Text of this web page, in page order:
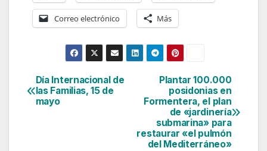
Correo electrónico Más
Navegación
de
Plantar 100.000
posidonias en
Formentera, el plan
de «jardinería
submarina» para
restaurar «el pulmón
del Mediterráneo»
Día Internacional de
las Familias, 15 de
mayo